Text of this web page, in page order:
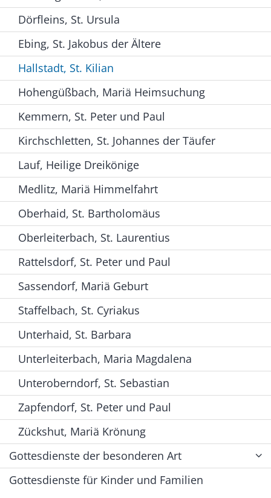
Dörfleins, St. Ursula
Ebing, St. Jakobus der Ältere
Hallstadt, St. Kilian
Hohengüßbach, Mariä Heimsuchung
Kemmern, St. Peter und Paul
Kirchschletten, St. Johannes der Täufer
Lauf, Heilige Dreikönige
Medlitz, Mariä Himmelfahrt
Oberhaid, St. Bartholomäus
Oberleiterbach, St. Laurentius
Rattelsdorf, St. Peter und Paul
Sassendorf, Mariä Geburt
Staffelbach, St. Cyriakus
Unterhaid, St. Barbara
Unterleiterbach, Maria Magdalena
Unteroberndorf, St. Sebastian
Zapfendorf, St. Peter und Paul
Zückshut, Mariä Krönung
Gottesdienste der besonderen Art
Gottesdienste für Kinder und Familien